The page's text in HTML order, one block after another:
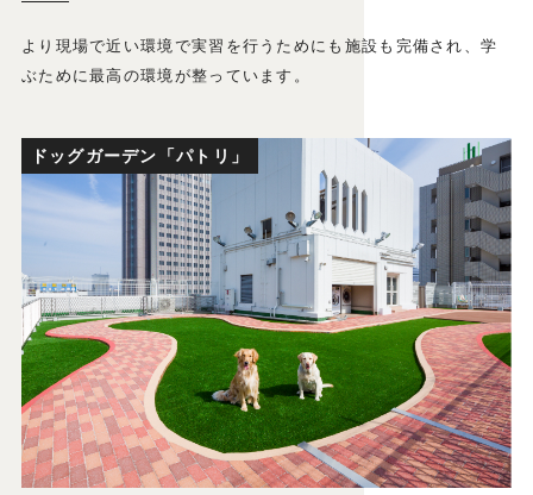
より現場で近い環境で実習を行うためにも施設も完備され、学
ぶために最高の環境が整っています。
ドッグガーデン「パトリ」